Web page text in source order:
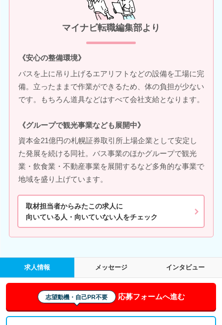
マイナビ転職編集部より
《安心の整備環境》
バスを上に吊り上げるエアリフトなどの設備を工場に完
備。立ったままで作業ができるため、体の負担が少ない
です。もちろん道具などはすべて会社支給となります。
《グループで観光事業なども展開中》
資本金21億円の札幌証券取引所上場企業として安定し
た発展を続ける同社。バス事業のほかグループで観光
業・飲食業・不動産事業を展開するなど多角的な事業で
地域を盛り上げています。
取材担当者からみたこの求人に
向いている人・向いていない人をチェック
求人情報 メッセージ インタビュー
志望動機・自己PR不要 応募フォームへ進む